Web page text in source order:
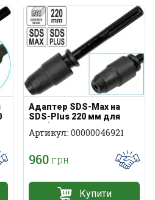
Адаптер SDS-Max на
SDS-Plus 220 мм для
перфоратора
Артикул: 00000046921
960грн
Купити